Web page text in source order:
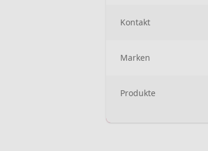
Kontakt
Marken
Produkte